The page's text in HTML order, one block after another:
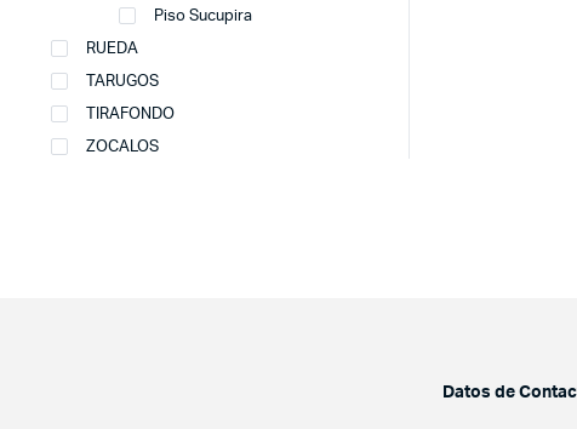
Piso Sucupira
RUEDA
TARUGOS
TIRAFONDO
ZOCALOS
Datos de